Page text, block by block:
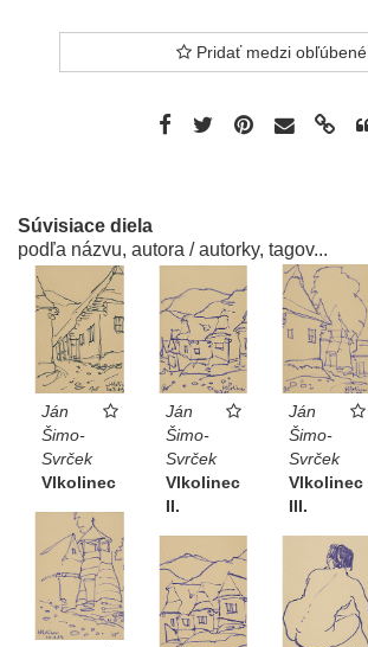
Pridať medzi obľúbené
Súvisiace diela
podľa názvu, autora / autorky, tagov...
Ján
Šimo-
Svrček
Vlkolinec
Ján
Šimo-
Svrček
Vlkolinec
II.
Ján
Šimo-
Svrček
Vlkolinec
III.